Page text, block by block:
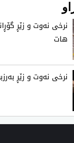
نرخی نه‌وت و زێڕ
هات
نرخی نه‌وت و زێڕ